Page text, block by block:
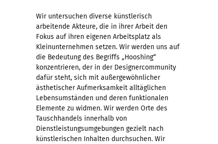
Wir untersuchen diverse künstlerisch
arbeitende Akteure, die in ihrer Arbeit den
Fokus auf ihren eigenen Arbeitsplatz als
Kleinunternehmen setzen. Wir werden uns auf
die Bedeutung des Begriffs „Hooshing“
konzentrieren, der in der Designercommunity
dafür steht, sich mit außergewöhnlicher
ästhetischer Aufmerksamkeit alltäglichen
Lebensumständen und deren funktionalen
Elemente zu widmen. Wir werden Orte des
Tauschhandels innerhalb von
Dienstleistungsumgebungen gezielt nach
künstlerischen Inhalten durchsuchen. Wir